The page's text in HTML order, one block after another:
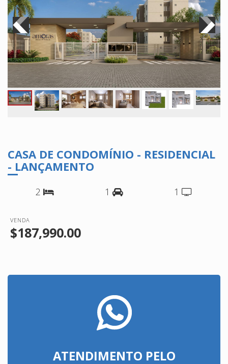
CASA DE CONDOMÍNIO - RESIDENCIAL
- LANÇAMENTO
2 1 1
VENDA
$187,990.00
ATENDIMENTO PELO